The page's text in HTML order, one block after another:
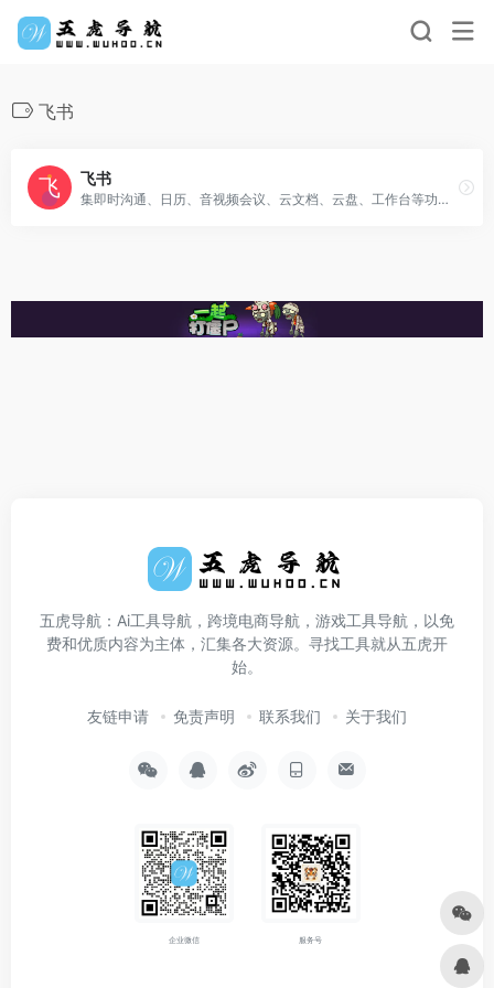
飞书
飞书
集即时沟通、日历、音视频会议、云文档、云盘、工作台等功能于一体。
五虎导航：Ai工具导航，跨境电商导航，游戏工具导航，以免
费和优质内容为主体，汇集各大资源。寻找工具就从五虎开
始。
友链申请 免责声明 联系我们 关于我们
企业微信 服务号